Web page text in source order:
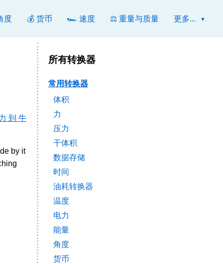
度 💰 货币 🏎️ 速度 ⚖️ 重量与质量 更多...
到 牛
by it
所有转换器
常用转换器
体积
力
压力
干体积
数据存储
时间
油耗转换器
温度
电力
能量
角度
货币